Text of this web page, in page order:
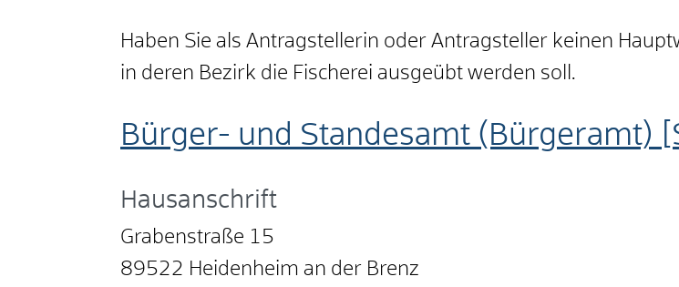
Haben Sie als Antragstellerin oder Antragsteller keinen
in deren Bezirk die Fischerei ausgeübt werden soll.
Bürger- und Standesamt (Bürgeramt)
Hausanschrift
Grabenstraße 15
89522 Heidenheim an der Brenz